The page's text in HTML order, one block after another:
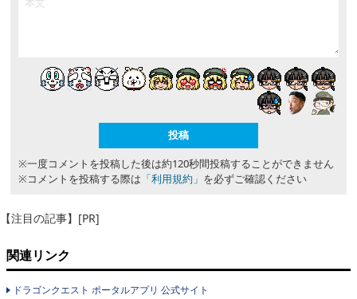
※一度コメントを投稿した後は約120秒間投稿することができません
※コメントを投稿する際は 「利用規約」 を必ずご確認ください
【注目の記事】[PR]
関連リンク
ドラゴンクエスト ポータルアプリ 公式サイト